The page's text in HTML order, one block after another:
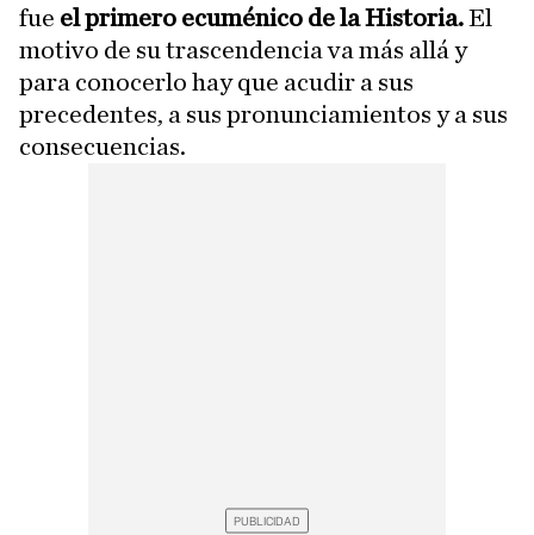
fue el primero ecuménico de la Historia.El
motivo de su trascendencia va más allá y
para conocerlo hay que acudir a sus
precedentes, a sus pronunciamientos y a sus
consecuencias.